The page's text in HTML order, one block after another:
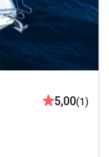
5,00(1)